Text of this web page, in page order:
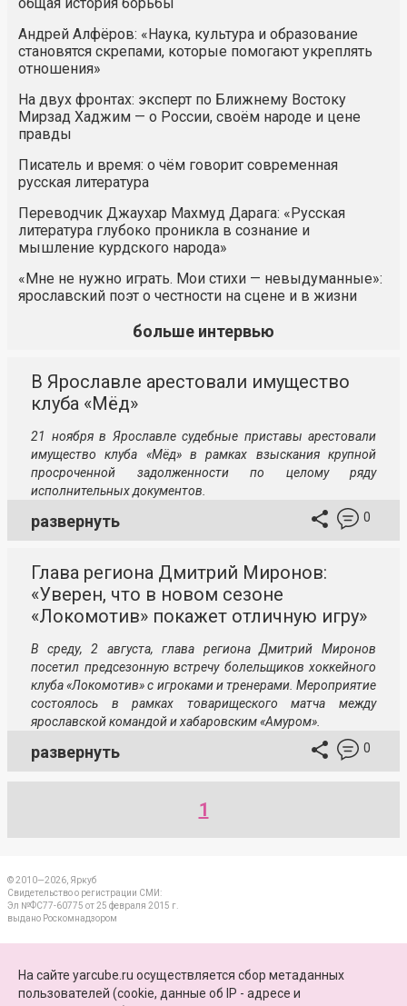
Андрей Алфёров: «Наука, культура и образование
становятся скрепами, которые помогают укреплять
отношения»
На двух фронтах: эксперт по Ближнему Востоку
Мирзад Хаджим — о России, своём народе и цене
правды
Писатель и время: о чём говорит современная
русская литература
Переводчик Джаухар Махмуд Дарага: «Русская
литература глубоко проникла в сознание и
мышление курдского народа»
«Мне не нужно играть. Мои стихи — невыдуманные»:
ярославский поэт о честности на сцене и в жизни
больше интервью
В Ярославле арестовали имущество
клуба «Мёд»
21 ноября в Ярославле судебные приставы арестовали
имущество клуба «Мёд» в рамках взыскания крупной
просроченной задолженности по целому ряду
исполнительных документов.
развернуть 0
Глава региона Дмитрий Миронов:
«Уверен, что в новом сезоне
«Локомотив» покажет отличную игру»
В среду, 2 августа, глава региона Дмитрий Миронов
посетил предсезонную встречу болельщиков хоккейного
клуба «Локомотив» с игроками и тренерами. Мероприятие
состоялось в рамках товарищеского матча между
ярославской командой и хабаровским «Амуром».
развернуть 0
1
© 2010—2026, Яркуб
Свидетельство о регистрации СМИ:
Эл №ФС77-60775 от 25 февраля 2015 г.
выдано Роскомнадзором
ПАРТНЕРЫ
На сайте yarcube.ru осуществляется сбор метаданных
пользователей (cookie, данные об IP - адресе и